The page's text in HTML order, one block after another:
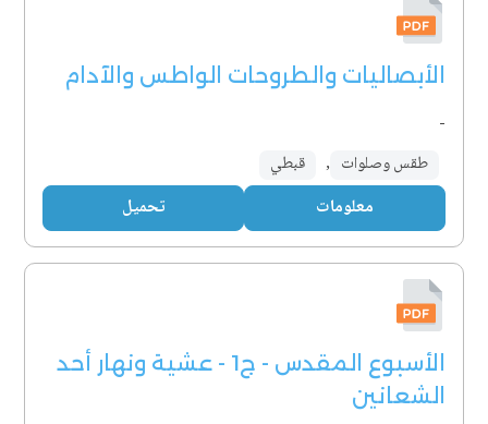
الأبصاليات والطروحات الواطس والآدام
-
طقس وصلوات , قبطي
معلومات تحميل
الأسبوع المقدس - ج1 - عشية ونهار أحد
الشعانين